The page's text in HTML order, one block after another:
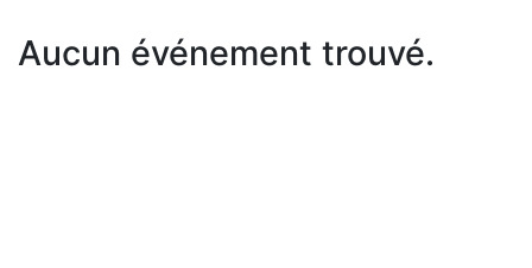
Aucun événement trouvé.